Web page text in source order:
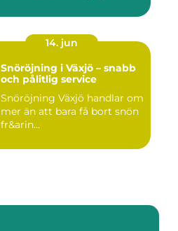
14. jun
Snöröjning i Växjö – snabb
och pålitlig service
Snöröjning Växjö handlar om
mer än att bara få bort snön
fr&arin...